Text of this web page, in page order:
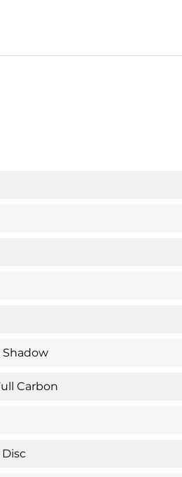
Shadow
Carbon